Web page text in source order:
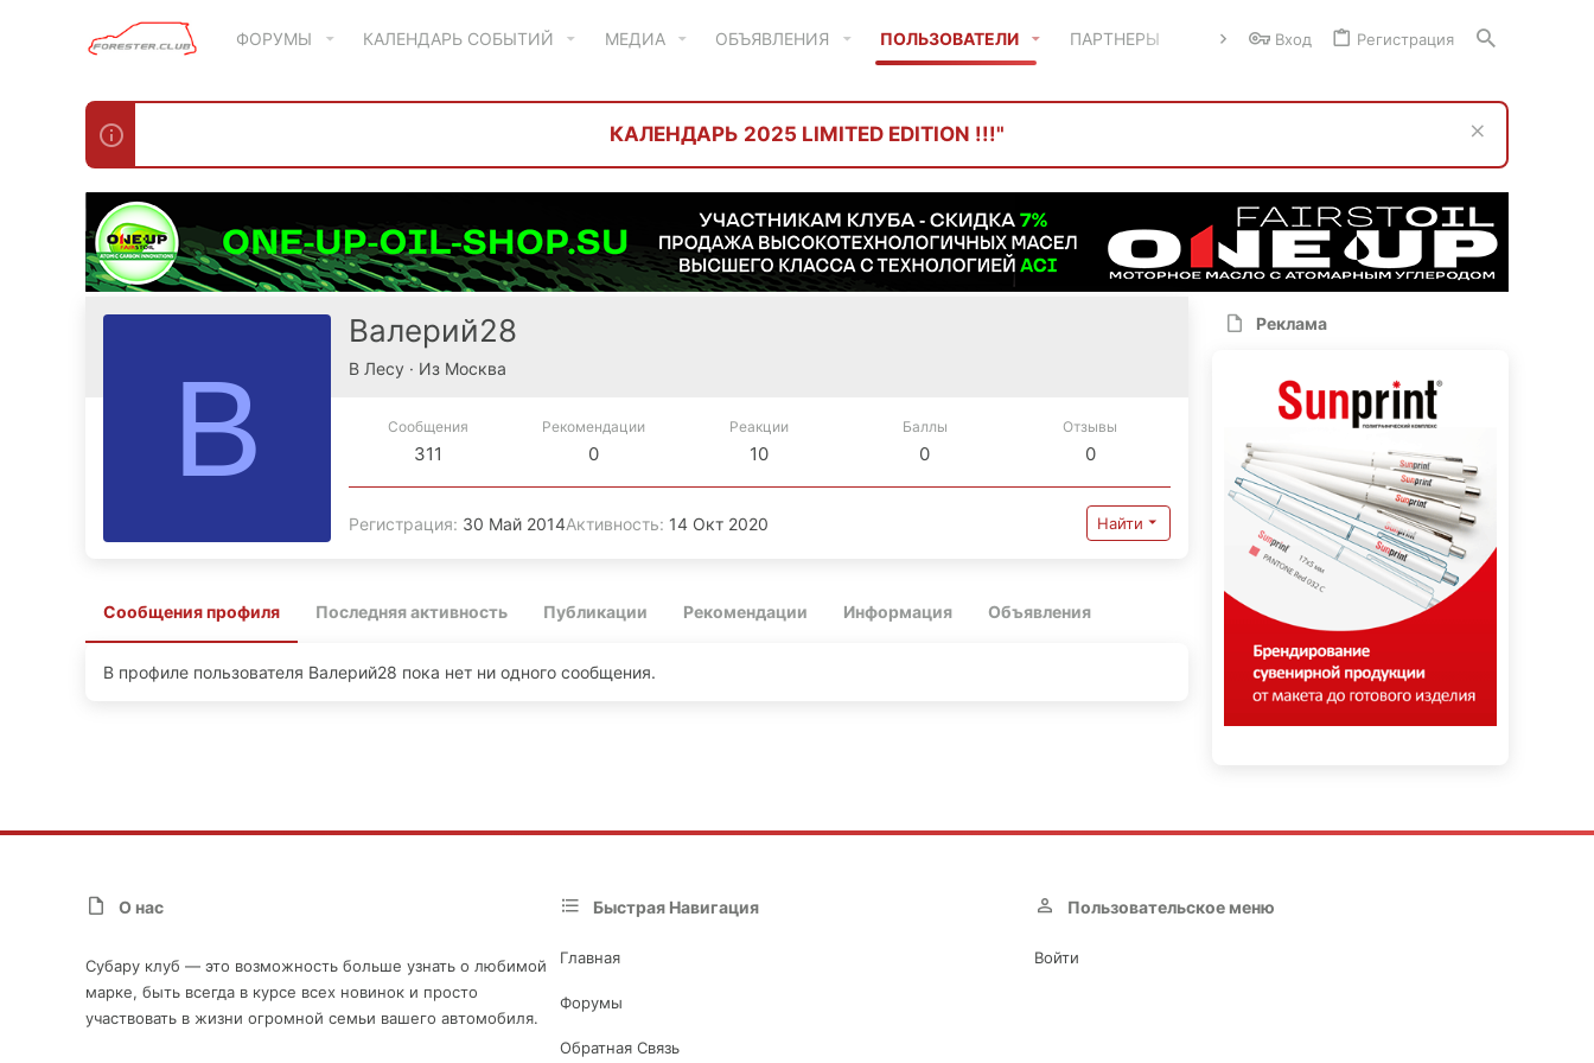
ФОРУМЫ КАЛЕНДАРЬ СОБЫТИЙ МЕДИА ОБЪЯВЛЕНИЯ ПОЛЬЗОВАТЕЛИ ПАРТНЕРЫ Вход Регистрация
КАЛЕНДАРЬ 2025 LIMITED EDITION !!!"
В
Валерий28
В Лесу · Из Москва
Сообщения
311
Рекомендации
0
Реакции
10
Баллы
0
Отзывы
0
Регистрация 30 Май 2014Активность 14 Окт 2020 Найти
Сообщения профиля Последняя активность Публикации Рекомендации Информация Объявления
В профиле пользователя Валерий28 пока нет ни одного сообщения.
Реклама
О нас
Субару клуб — это возможность больше узнать о любимой
марке, быть всегда в курсе всех новинок и просто
участвовать в жизни огромной семьи вашего автомобиля.
Быстрая Навигация
Главная
Форумы
Обратная Связь
Пользовательское меню
Войти